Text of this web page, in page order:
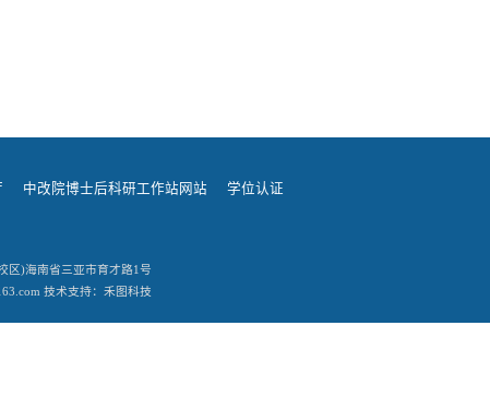
中改院博士后科研工作站网站 学位认证
区)海南省三亚市育才路1号
技术支持：禾图科技